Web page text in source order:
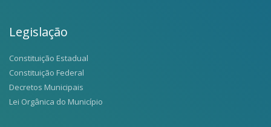
Legislação
Constituição Estadual
Constituição Federal
Decretos Municipais
Lei Orgânica do Município